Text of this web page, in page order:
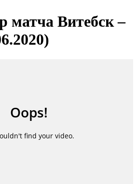
матча Витебск –